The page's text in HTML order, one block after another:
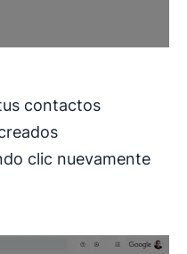
contactos
clic nuevamente